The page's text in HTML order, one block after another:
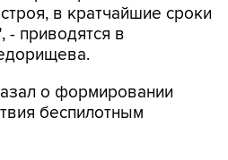
в кратчайшие сроки
- приводятся в
о формировании
беспилотным